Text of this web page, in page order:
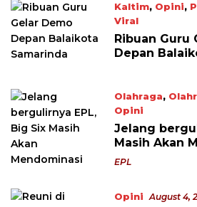
Kaltim, Opini,
Viral
October 3, 2022
Ribuan Guru
Depan
Olahraga,
Opini
August 5, 2022
Jelang
Masih Akan
EPL
Opini August 4,